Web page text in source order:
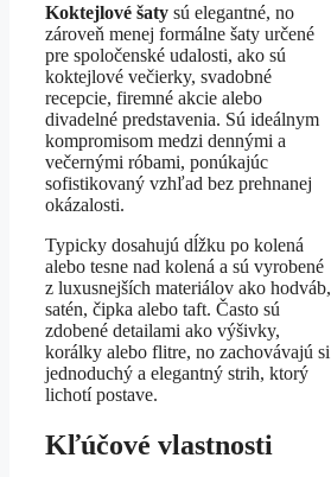
Koktejlové šaty sú elegantné, no
zároveň menej formálne šaty určené
pre spoločenské udalosti, ako sú
koktejlové večierky, svadobné
recepcie, firemné akcie alebo
divadelné predstavenia. Sú ideálnym
kompromisom medzi dennými a
večernými róbami, ponúkajúc
sofistikovaný vzhľad bez prehnanej
okázalosti.
Typicky dosahujú dĺžku po kolená
alebo tesne nad kolená a sú vyrobené
z luxusnejších materiálov ako hodváb,
satén, čipka alebo taft. Často sú
zdobené detailami ako výšivky,
korálky alebo flitre, no zachovávajú si
jednoduchý a elegantný strih, ktorý
lichotí postave.
Kľúčové vlastnosti